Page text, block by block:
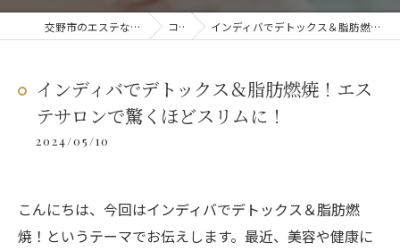
交野市のエステならaLeum Beauty Room コラム インディバでデトックス＆脂肪燃焼！エステサロンで驚くほどスリムに！
インディバでデトックス＆脂肪燃焼！エス
テサロンで驚くほどスリムに！
2024/05/10
こんにちは、今回はインディバでデトックス＆脂肪燃
焼！というテーマでお伝えします。最近、美容や健康に